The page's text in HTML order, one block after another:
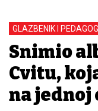
GLAZBENIK I
Snimio
Cvitu,
na jednoj